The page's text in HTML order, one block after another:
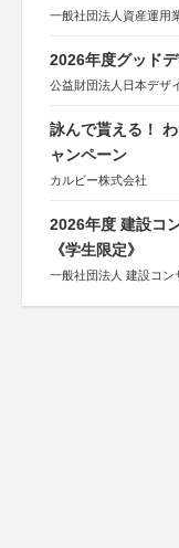
一般社団法人資産運用
2026年度グッド
公益財団法人日本デザ
詠んで貰える！
ャンペーン
カルビー株式会社
2026年度 建設コ
《学生限定》
一般社団法人 建設コン